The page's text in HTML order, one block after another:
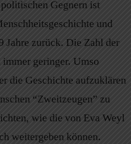
Gegnern ist
und
Jahre zurück. Die Zahl der
geringer. Umso
die Geschichte aufzuklären
“Zweitzeugen” zu
wie die von Eva Weyl
weitergeben können.